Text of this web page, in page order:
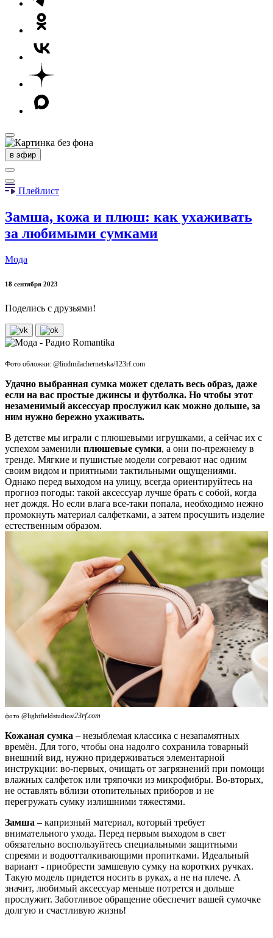
в эфир
Плейлист
Замша, кожа и плюш: как ухаживать
за любимыми сумками
Мода
18 сентября 2023
Поделись с друзьями!
Фото обложки: @liudmilachernetska/123rf.com
Удачно выбранная сумка может сделать весь образ, даже
если на вас простые джинсы и футболка. Но чтобы этот
незаменимый аксессуар прослужил как можно дольше, за
ним нужно бережно ухаживать.
В детстве мы играли с плюшевыми игрушками, а сейчас их с
успехом заменили плюшевые сумки, а они по-прежнему в
тренде. Мягкие и пушистые модели согревают нас одним
своим видом и приятными тактильными ощущениями.
Однако перед выходом на улицу, всегда ориентируйтесь на
прогноз погоды: такой аксессуар лучше брать с собой, когда
нет дождя. Но если влага все-таки попала, необходимо нежно
промокнуть материал салфетками, а затем просушить изделие
естественным образом.
фото @lightfieldstudios/23rf.com
Кожаная сумка – незыблемая классика с незапамятных
времён. Для того, чтобы она надолго сохранила товарный
внешний вид, нужно придерживаться элементарной
инструкции: во-первых, очищать от загрязнений при помощи
влажных салфеток или тряпочки из микрофибры. Во-вторых,
не оставлять вблизи отопительных приборов и не
перегружать сумку излишними тяжестями.
Замша – капризный материал, который требует
внимательного ухода. Перед первым выходом в свет
обязательно воспользуйтесь специальными защитными
спреями и водоотталкивающими пропитками. Идеальный
вариант - приобрести замшевую сумку на коротких ручках.
Такую модель придется носить в руках, а не на плече. А
значит, любимый аксессуар меньше потрется и дольше
прослужит. Заботливое обращение обеспечит вашей сумочке
долгую и счастливую жизнь!